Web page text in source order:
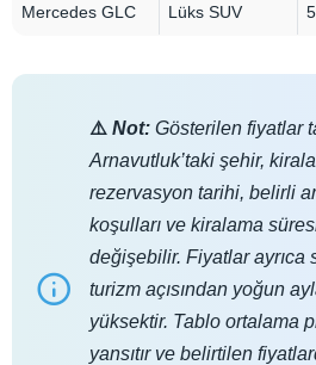
Mercedes GLC Lüks SUV 5
⚠️ Not: Gösterilen fiyatlar
Arnavutluk’taki şehir,
rezervasyon tarihi, belirli
koşulları ve kiralama
değişebilir. Fiyatlar ayrıca
turizm açısından yoğun
yüksektir. Tablo ortalama
yansıtır ve belirtilen